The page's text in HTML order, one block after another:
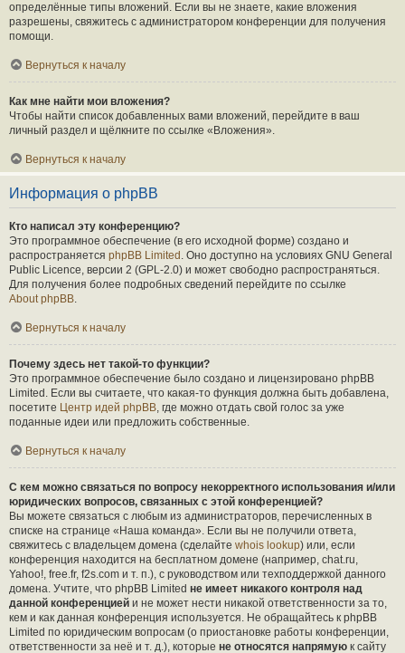
определённые типы вложений. Если вы не знаете, какие вложения
разрешены, свяжитесь с администратором конференции для получения
помощи.
Вернуться к началу
Как мне найти мои вложения?
Чтобы найти список добавленных вами вложений, перейдите в ваш
личный раздел и щёлкните по ссылке «Вложения».
Вернуться к началу
Информация о phpBB
Кто написал эту конференцию?
Это программное обеспечение (в его исходной форме) создано и
распространяется phpBB Limited . Оно доступно на условиях GNU General
Public Licence, версии 2 (GPL-2.0) и может свободно распространяться.
Для получения более подробных сведений перейдите по ссылке
About phpBB.
Вернуться к началу
Почему здесь нет такой-то функции?
Это программное обеспечение было создано и лицензировано phpBB
Limited. Если вы считаете, что какая-то функция должна быть добавлена,
посетите Центр идей phpBB, где можно отдать свой голос за уже
поданные идеи или предложить собственные.
Вернуться к началу
С кем можно связаться по вопросу некорректного использования и/или
юридических вопросов, связанных с этой конференцией?
Вы можете связаться с любым из администраторов, перечисленных в
списке на странице «Наша команда». Если вы не получили ответа,
свяжитесь с владельцем домена (сделайте whois lookup) или, если
конференция находится на бесплатном домене (например, chat.ru,
Yahoo!, free.fr, f2s.com и т. п.), с руководством или техподдержкой данного
домена. Учтите, что phpBB Limited не имеет никакого контроля над
данной конференцией и не может нести никакой ответственности за то,
кем и как данная конференция используется. Не обращайтесь к phpBB
Limited по юридическим вопросам (о приостановке работы конференции,
ответственности за неё и т. д.), которые не относятся напрямую к сайту